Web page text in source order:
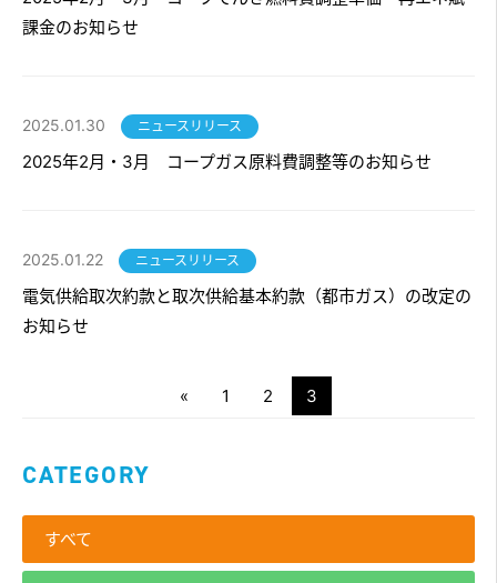
課金のお知らせ
2025.01.30 ニュースリリース
2025年2月・3月 コープガス原料費調整等のお知らせ
2025.01.22 ニュースリリース
電気供給取次約款と取次供給基本約款（都市ガス）の改定の
お知らせ
« 1 2 3
CATEGORY
すべて